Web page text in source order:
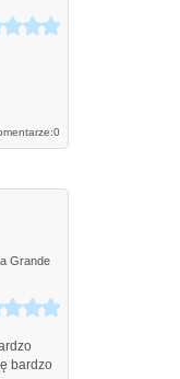
0
Grande
bardzo